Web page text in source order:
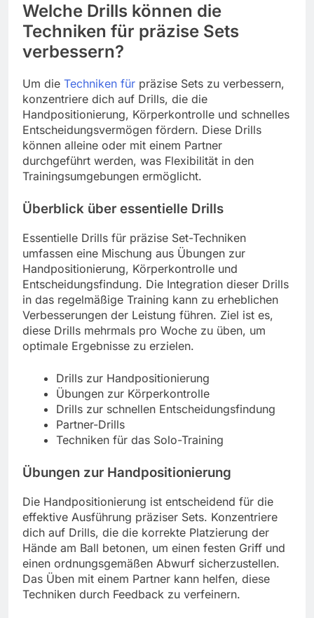
Welche Drills können die
Techniken für präzise Sets
verbessern?
Um die Techniken für präzise Sets zu verbessern,
konzentriere dich auf Drills, die die
Handpositionierung, Körperkontrolle und schnelles
Entscheidungsvermögen fördern. Diese Drills
können alleine oder mit einem Partner
durchgeführt werden, was Flexibilität in den
Trainingsumgebungen ermöglicht.
Überblick über essentielle Drills
Essentielle Drills für präzise Set-Techniken
umfassen eine Mischung aus Übungen zur
Handpositionierung, Körperkontrolle und
Entscheidungsfindung. Die Integration dieser Drills
in das regelmäßige Training kann zu erheblichen
Verbesserungen der Leistung führen. Ziel ist es,
diese Drills mehrmals pro Woche zu üben, um
optimale Ergebnisse zu erzielen.
Drills zur Handpositionierung
Übungen zur Körperkontrolle
Drills zur schnellen Entscheidungsfindung
Partner-Drills
Techniken für das Solo-Training
Übungen zur Handpositionierung
Die Handpositionierung ist entscheidend für die
effektive Ausführung präziser Sets. Konzentriere
dich auf Drills, die die korrekte Platzierung der
Hände am Ball betonen, um einen festen Griff und
einen ordnungsgemäßen Abwurf sicherzustellen.
Das Üben mit einem Partner kann helfen, diese
Techniken durch Feedback zu verfeinern.